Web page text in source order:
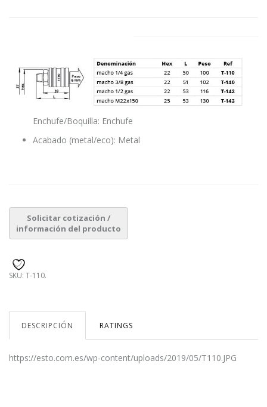
Enchufe/Boquilla: Enchufe
Acabado (metal/eco): Metal
SKU: T-110.
DESCRIPCIÓN RATINGS
https://esto.com.es/wp-content/uploads/2019/05/T110.JPG